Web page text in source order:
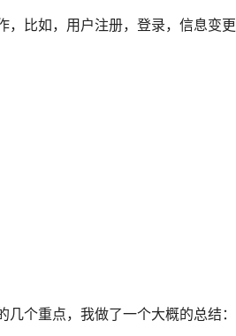
，比如，用户注册，登录，信息变更
个重点，我做了一个大概的总结：